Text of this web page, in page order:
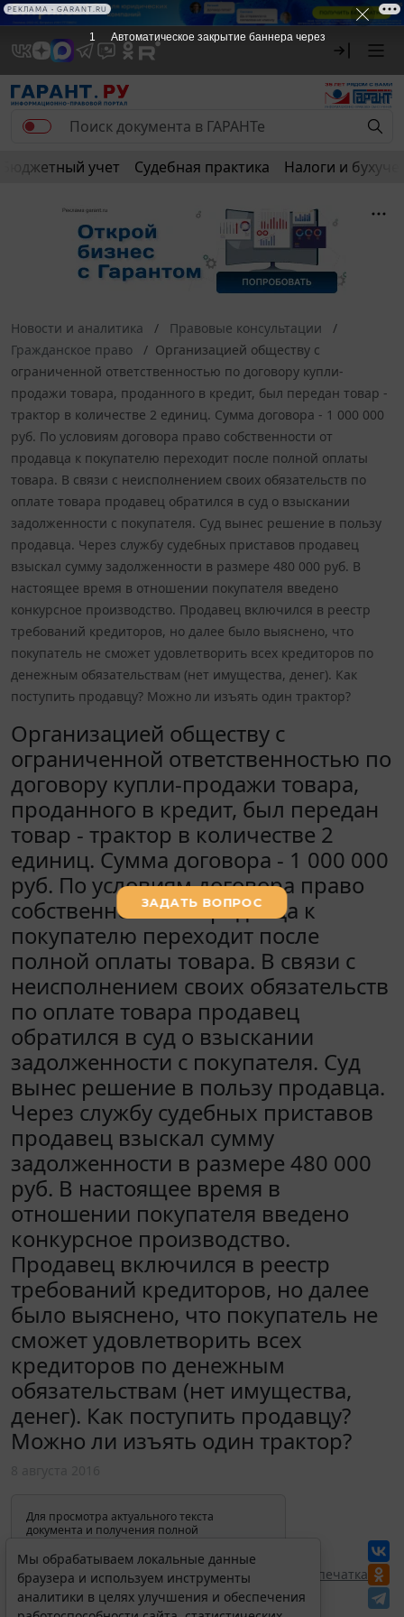
Бюджетный учет Судебная практика Налоги и
Новости и аналитика
Правовые консультации
Гражданское право
Организацией обществу с
ограниченной ответственностью по договору купли-
продажи товара, проданного в кредит, был передан товар -
трактор в количестве 2 единиц. Сумма договора - 1 000 000
руб. По условиям договора право собственности от
продавца к покупателю переходит после полной оплаты
товара. В связи с неисполнением своих обязательств по
оплате товара продавец обратился в суд о взыскании
задолженности с покупателя. Суд вынес решение в пользу
продавца. Через службу судебных приставов продавец
взыскал сумму задолженности в размере 480 000 руб. В
настоящее время в отношении покупателя введено
конкурсное производство. Продавец включился в реестр
требований кредиторов, но далее было выяснено, что
покупатель не сможет удовлетворить всех кредиторов по
денежным обязательствам (нет имущества, денег). Как
поступить продавцу? Можно ли изъять один трактор?
Организацией обществу с
ограниченной ответственностью по
договору купли-продажи товара,
проданного в кредит, был передан
товар - трактор в количестве 2
единиц. Сумма договора - 1 000 000
руб. По условиям договора право
собственности от продавца к
покупателю переходит после
полной оплаты товара. В связи с
неисполнением своих обязательств
по оплате товара продавец
обратился в суд о взыскании
задолженности с покупателя. Суд
вынес решение в пользу продавца.
Через службу судебных приставов
продавец взыскал сумму
задолженности в размере 480 000
руб. В настоящее время в
отношении покупателя введено
конкурсное производство.
Продавец включился в реестр
требований кредиторов, но далее
было выяснено, что покупатель не
сможет удовлетворить всех
кредиторов по денежным
обязательствам (нет имущества,
денег). Как поступить продавцу?
Можно ли изъять один трактор?
Для просмотра актуального текста
документа и получения полной
изменениях и порядке применения
документа, воспользуйтесь поиском в
Интернет-версии системы ГАРАНТ:
Перепечатка
Мы обрабатываем локальные данные
браузера и используем инструменты
аналитики в целях улучшения и обеспечения
1 Автоматическое закрытие баннера через
РЕКЛАМА • GARANT.RU